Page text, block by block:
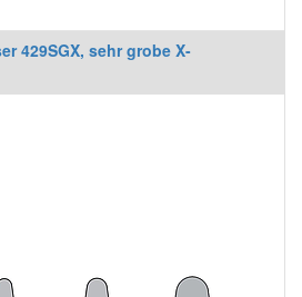
429SGX, sehr grobe X-